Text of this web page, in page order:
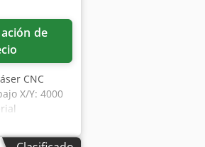
CNC
X/Y: 4000
18